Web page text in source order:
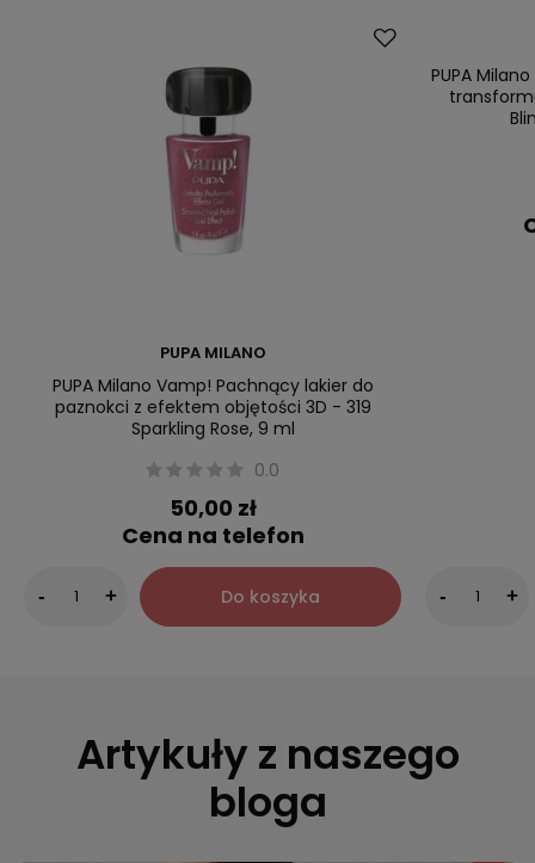
PUPA MILANO
PUPA Milano Vamp! Pachnący lakier do
paznokci z efektem objętości 3D - 319
Sparkling Rose, 9 ml
0.0
50,00 zł
Cena na telefon
- + Do koszyka
PUPA
- +
Artykuły z naszego
bloga